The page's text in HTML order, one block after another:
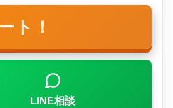
ト！
LINE相談